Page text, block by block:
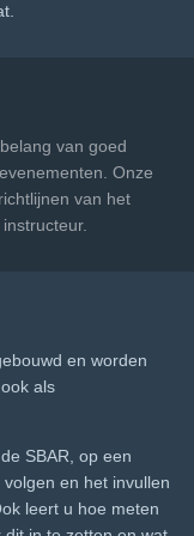
van goed
Onze
van het
en worden
als
SBAR, op een
en het invullen
leert u hoe meten